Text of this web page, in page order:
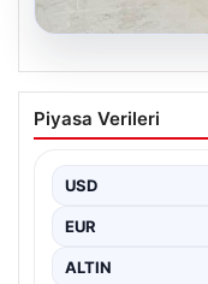
Açık Hava
Mekanları
göstermektedir.
Piyasa Verileri
USD
EUR
ALTIN